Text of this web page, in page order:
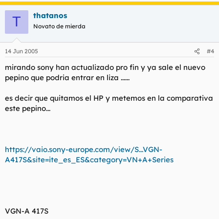
T thatanos
Novato de mierda
14 Jun 2005 #4
mirando sony han actualizado pro fin y ya sale el nuevo
pepino que podria entrar en liza ......
es decir que quitamos el HP y metemos en la comparativa
este pepino...
https://vaio.sony-europe.com/view/S...VGN-
A417S&site=ite_es_ES&category=VN+A+Series
VGN-A 417S